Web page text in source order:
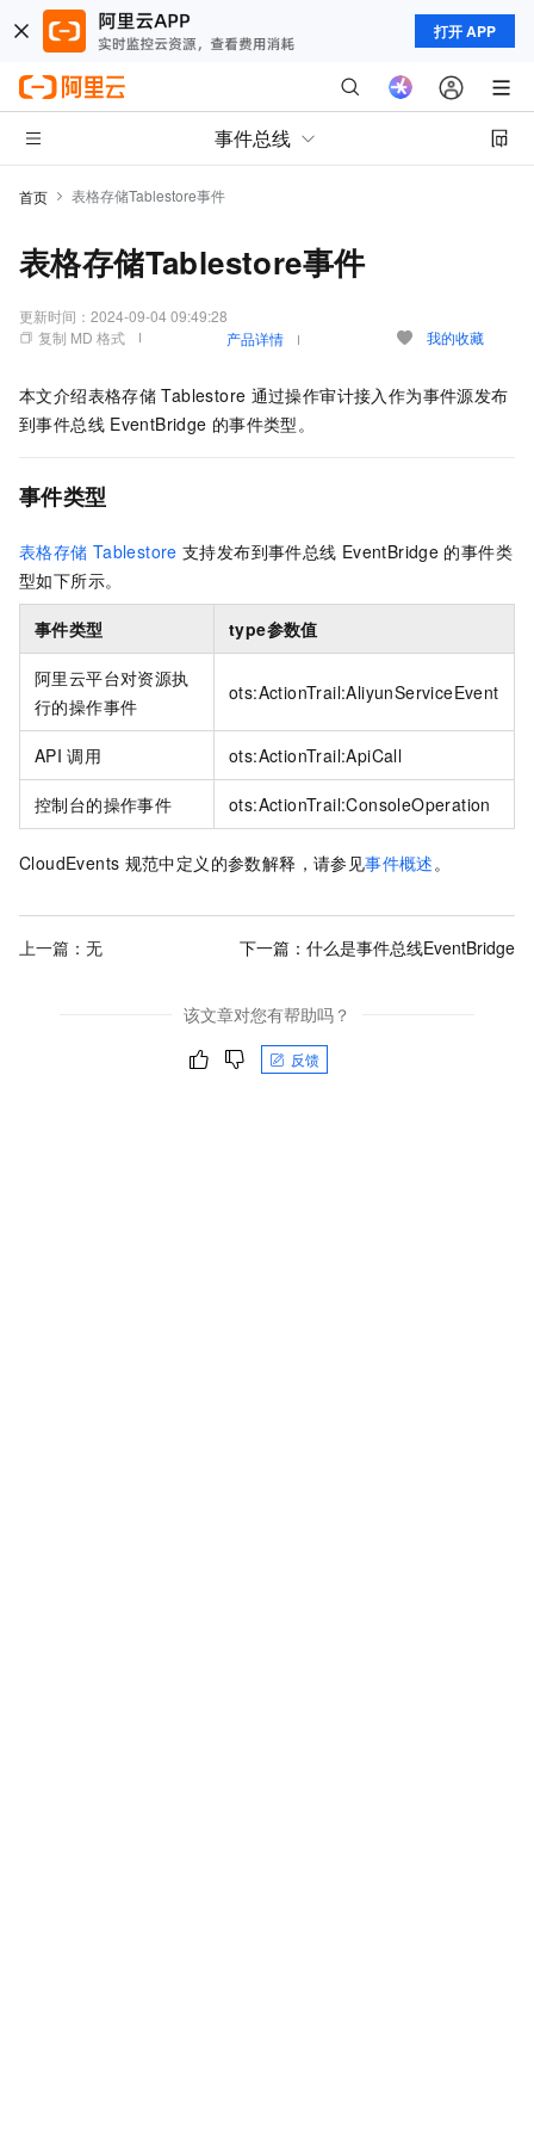
打开 APP
事件总线
首页 表格存储Tablestore事件
表格存储Tablestore事件
更新时间： 2024-09-04 09:49:28
复制 MD 格式
产品详情 我的收藏
本文介绍表格存储 Tablestore 通过操作审计接入作为事件源发布
到事件总线 EventBridge 的事件类型。
事件类型
表格存储 Tablestore 支持发布到事件总线 EventBridge 的事件类
型如下所示。
事件类型 type参数值
阿里云平台对资源执
行的操作事件
ots:ActionTrail:AliyunServiceEvent
API 调用 ots:ActionTrail:ApiCall
控制台的操作事件 ots:ActionTrail:ConsoleOperation
CloudEvents 规范中定义的参数解释，请参见事件概述。
上一篇：无 下一篇： 什么是事件总线EventBridge
该文章对您有帮助吗？
反馈